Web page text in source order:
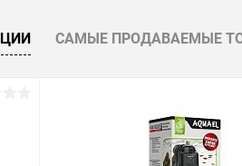
САМЫЕ ПРОДАВАЕМЫЕ